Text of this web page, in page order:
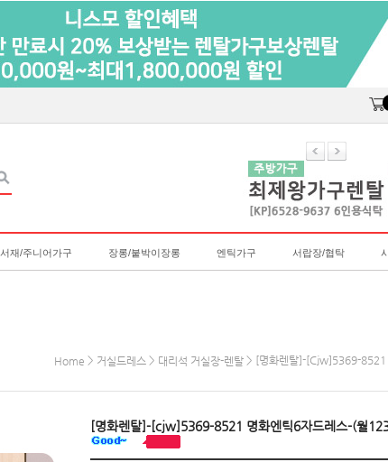
서재/주니어가구 장롱/붙박이장롱 엔틱가구 서랍장/협탁
Home > 거실드레스 > 대리석 거실장-렌탈 > [명화렌탈]-[cjw]5369-8521
[명화렌탈]-[cjw]5369-8521 명화엔틱6자드레스-(월